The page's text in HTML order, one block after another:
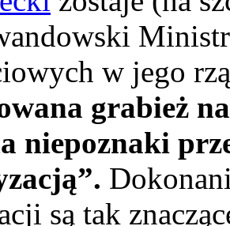
w jego
grabież
niepoznaki
są tak